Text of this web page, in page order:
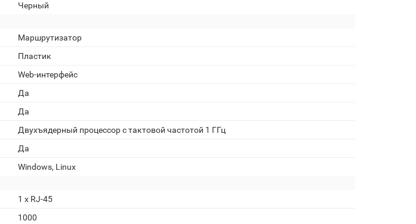
Черный
Маршрутизатор
Пластик
Web-интерфейс
Да
Да
Двухъядерный процессор с тактовой частотой 1 ГГц
Да
Windows, Linux
1 х RJ-45
1000